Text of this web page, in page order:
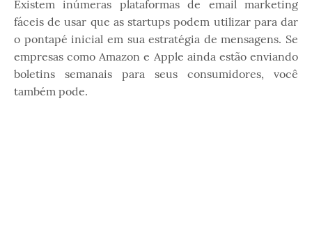
Existem inúmeras plataformas de email marketing
fáceis de usar que as startups podem utilizar para dar
o pontapé inicial em sua estratégia de mensagens. Se
empresas como Amazon e Apple ainda estão enviando
boletins semanais para seus consumidores, você
também pode.